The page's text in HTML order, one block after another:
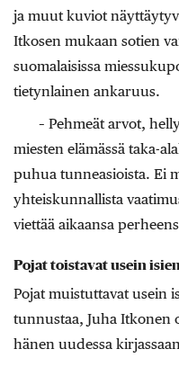
ja muut kuviot
Itkosen mukaan sotien
suomalaisissa
tietynlainen ankaruus.
– Pehmeät arvot,
miesten elämässä taka-
puhua tunneasioista. Ei
yhteiskunnallista
viettää aikaansa
Pojat toistavat usein
Pojat muistuttavat usein
tunnustaa, Juha Itkonen
hänen uudessa